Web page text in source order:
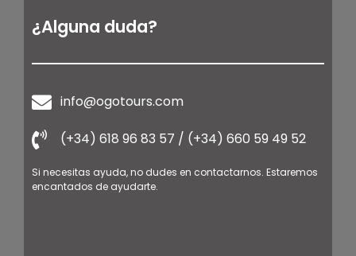
¿Alguna duda?
info@ogotours.com
(+34) 618 96 83 57 / (+34) 660 59 49 52
Si necesitas ayuda, no dudes en contactarnos. Estaremos
encantados de ayudarte.